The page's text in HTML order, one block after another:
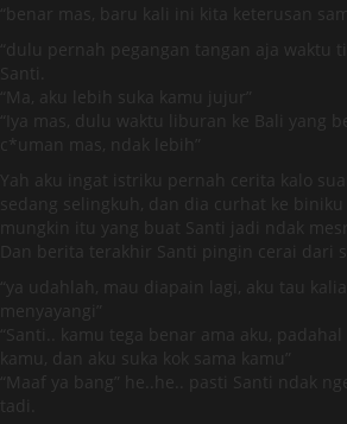
“benar mas, baru kali ini kita keterusan
“dulu pernah pegangan tangan aja waktu
Santi.
“Ma, aku lebih suka kamu jujur”
“Iya mas, dulu waktu liburan ke Bali yang
c*uman mas, ndak lebih”
Yah aku ingat istriku pernah cerita kalo
sedang selingkuh, dan dia curhat ke biniku
mungkin itu yang buat Santi jadi ndak
Dan berita terakhir Santi pingin cerai dari
“ya udahlah, mau diapain lagi, aku tau
menyayangi”
“Santi.. kamu tega benar ama aku, padahal
kamu, dan aku suka kok sama kamu”
“Maaf ya bang” he..he.. pasti Santi ndak
tadi.